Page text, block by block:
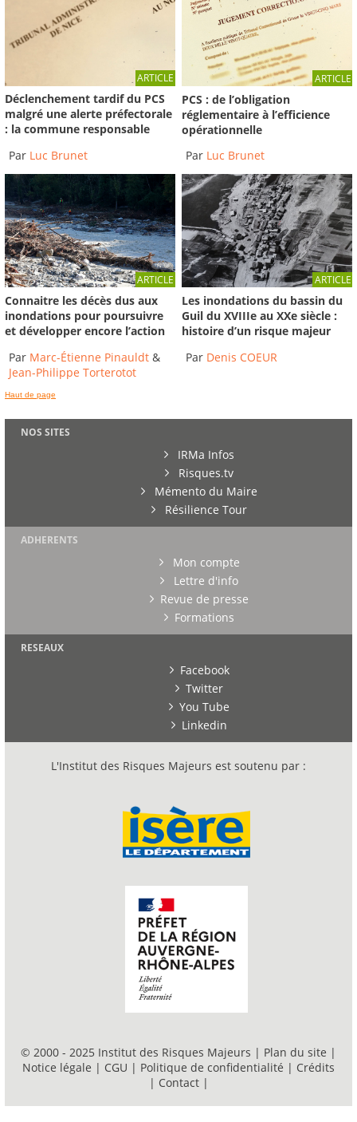
ARTICLE
Déclenchement tardif du PCS
malgré une alerte préfectorale
: la commune responsable
Par Luc Brunet
ARTICLE
PCS : de l’obligation
réglementaire à l’efficience
opérationnelle
Par Luc Brunet
ARTICLE
Connaitre les décès dus aux
inondations pour poursuivre
et développer encore l’action
Par Marc-Étienne Pinauldt &
Jean-Philippe Torterotot
ARTICLE
Les inondations du bassin du
Guil du XVIIIe au XXe siècle :
histoire d’un risque majeur
Par Denis COEUR
Haut de page
NOS SITES
IRMa Infos
Risques.tv
Mémento du Maire
Résilience Tour
ADHERENTS
Mon compte
Lettre d'info
Revue de presse
Formations
RESEAUX
Facebook
Twitter
You Tube
Linkedin
L'Institut des Risques Majeurs est soutenu par :
© 2000 - 2025 Institut des Risques Majeurs | Plan du site |
Notice légale | CGU | Politique de confidentialité | Crédits
| Contact |